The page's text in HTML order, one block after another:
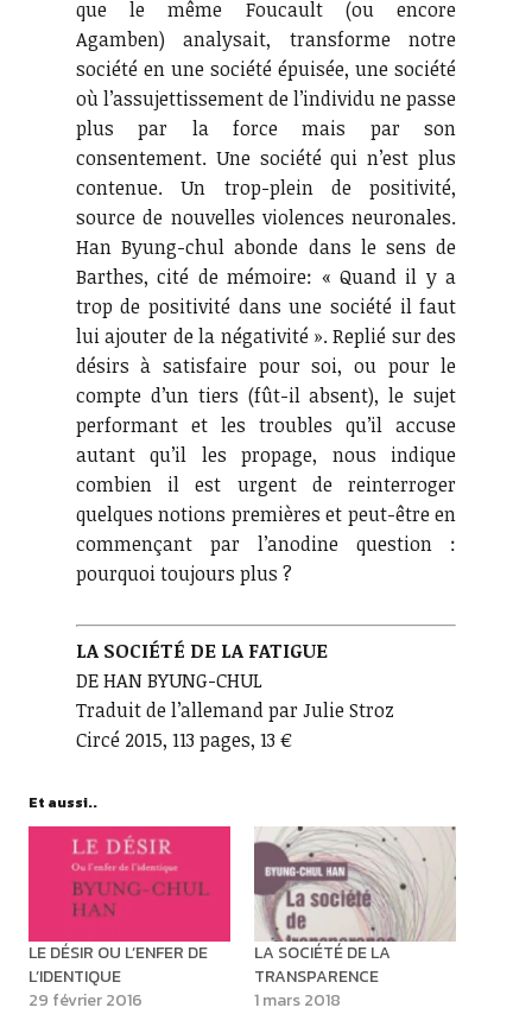
que le même Foucault (ou encore
Agamben) analysait, transforme notre
société en une société épuisée, une société
où l’assujettissement de l’individu ne passe
plus par la force mais par son
consentement. Une société qui n’est plus
contenue. Un trop-plein de positivité,
source de nouvelles violences neuronales.
Han Byung-chul abonde dans le sens de
Barthes, cité de mémoire: « Quand il y a
trop de positivité dans une société il faut
lui ajouter de la négativité ». Replié sur des
désirs à satisfaire pour soi, ou pour le
compte d’un tiers (fût-il absent), le sujet
performant et les troubles qu’il accuse
autant qu’il les propage, nous indique
combien il est urgent de reinterroger
quelques notions premières et peut-être en
commençant par l’anodine question :
pourquoi toujours plus ?
LA SOCIÉTÉ DE LA FATIGUE
DE HAN BYUNG-CHUL
Traduit de l’allemand par Julie Stroz
Circé 2015, 113 pages, 13 €
Et aussi..
LE DÉSIR OU L’ENFER DE
L’IDENTIQUE
29 février 2016
LA SOCIÉTÉ DE LA
TRANSPARENCE
1 mars 2018